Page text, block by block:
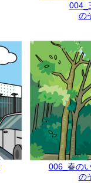
004_
の
006_春の
の